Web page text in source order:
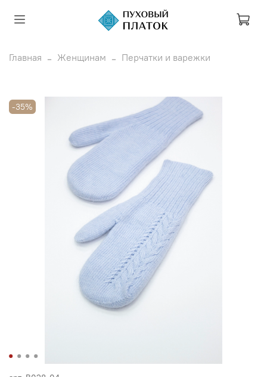
Главная Женщинам Перчатки и варежки
-35%